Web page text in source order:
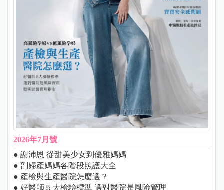
2026年7月號
● 謝沛恩 從甜美少女到優雅媽媽
● 剖婦產媽媽各階段照護大全
● 產檢與生產醫院怎麼選？
● 好醫師５大檢驗標準 選對醫院是風險管理